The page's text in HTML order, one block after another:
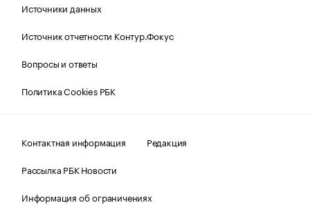
Источники данных
Источник отчетности Контур.Фокус
Вопросы и ответы
Политика Cookies РБК
Контактная информация
Редакция
Рассылка РБК Новости
Информация об ограничениях